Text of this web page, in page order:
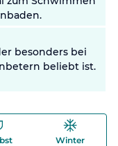
besonders bei
beliebt ist.
Winter